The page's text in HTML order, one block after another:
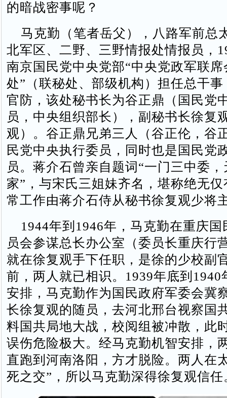
的暗战密事呢？
马克勤（笔者岳父），八路军前总
北军区、二野、三野情报处情报员，
南京国民党中央党部“中央党政军联
处”（联秘处、部级机构）担任总干
官防，该处秘书长为谷正鼎（国民党
员，中央组织部长），副秘书长徐复
观）。谷正鼎兄弟三人（谷正伦，谷
民党中央执行委员，同时也是国民党
员。蒋介石曾亲自题词“一门三中委
家”，与宋氏三姐妹齐名，堪称绝无
常工作由蒋介石侍从秘书徐复观少将
1944年到1946年，马克勤在重庆国
员会参谋总长办公室（委员长重庆行
就在徐复观手下任职，是徐的少校副
前，两人就已相识。1939年底到1940
安排，马克勤作为国民政府军委会冀
长徐复观的随员，去河北邢台视察国
料国共局地大战，校阅组被冲散，此
误伤危险极大。经马克勤机智安排，
直跑到河南洛阳，方才脱险。两人在
死之交”，所以马克勤深得徐复观信任